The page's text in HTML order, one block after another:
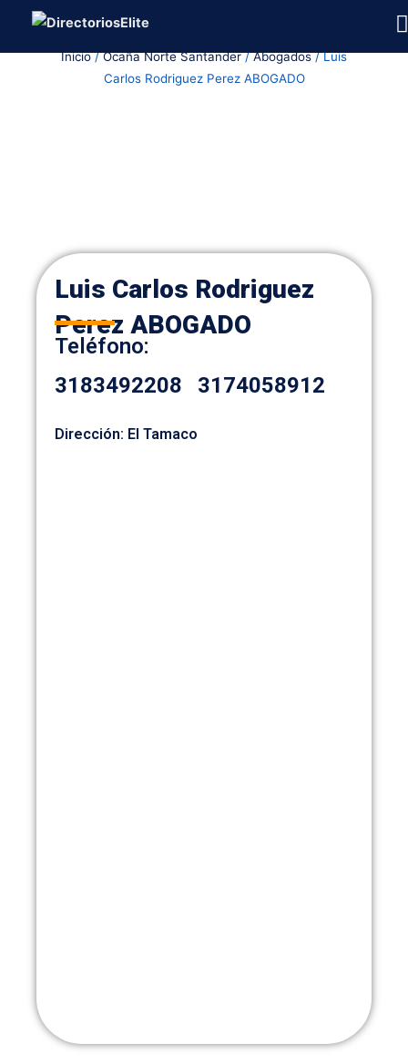
Inicio/Ocaña Norte Santander/Abogados/ Luis
Carlos Rodriguez Perez ABOGADO
Luis Carlos Rodriguez
Perez ABOGADO
Teléfono:
3183492208
3174058912
Dirección: El Tamaco